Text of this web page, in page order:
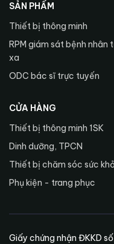
SẢN PHẨM
Thiết bị thông minh
RPM giám sát bệnh nhân
xa
ODC bác sĩ trực tuyến
CỬA HÀNG
Thiết bị thông minh 1SK
Dinh dưỡng, TPCN
Thiết bị chăm sóc sức
Phụ kiện - trang phục
Giấy chứng nhận ĐKKD